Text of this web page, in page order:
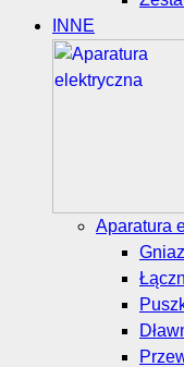
INNE
Aparatura